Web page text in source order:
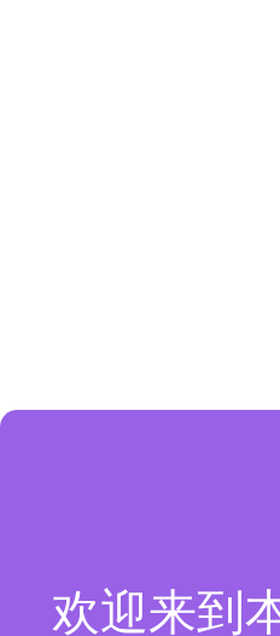
欢迎来到